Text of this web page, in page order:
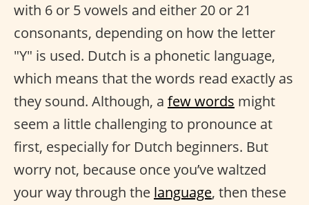
with 6 or 5 vowels and either 20 or 21
consonants, depending on how the letter
"Y" is used. Dutch is a phonetic language,
which means that the words read exactly as
they sound. Although, a few words might
seem a little challenging to pronounce at
first, especially for Dutch beginners. But
worry not, because once you’ve waltzed
your way through the language, then these